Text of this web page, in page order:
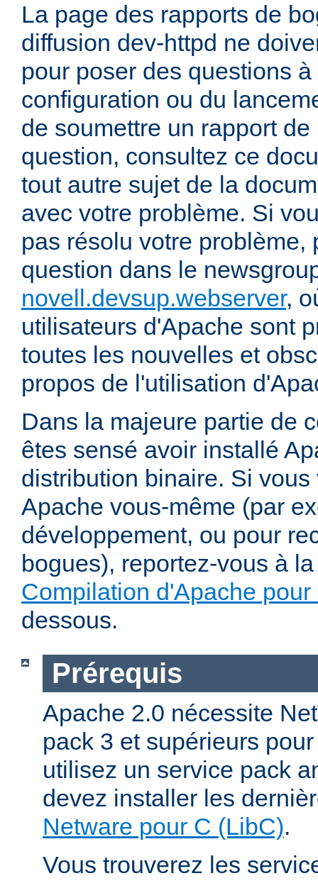
La page des rapports de
diffusion dev-httpd ne
pour poser des questions
configuration ou du
de soumettre un rapport
question, consultez ce
tout autre sujet de la
avec votre problème. Si
pas résolu votre problème,
question dans le
novell.devsup.webserver,
utilisateurs d'Apache sont
toutes les nouvelles et
propos de l'utilisation
Dans la majeure partie de
êtes sensé avoir installé
distribution binaire. Si
Apache vous-même (par
développement, ou pour
bogues), reportez-vous à
Compilation d'Apache
dessous.
Prérequis
Apache 2.0 nécessite
pack 3 et supérieurs
utilisez un service pack
devez installer les
Netware pour C (LibC).
Vous trouverez les